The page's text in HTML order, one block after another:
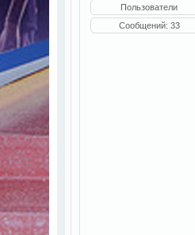
Пользователи
Сообщений: 33